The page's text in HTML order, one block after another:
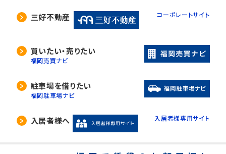
三好不動産 コーポレートサイト
買いたい・売りたい
福岡売買ナビ
駐車場を借りたい
福岡駐車場ナビ
入居者様へ 入居者様専用サイト